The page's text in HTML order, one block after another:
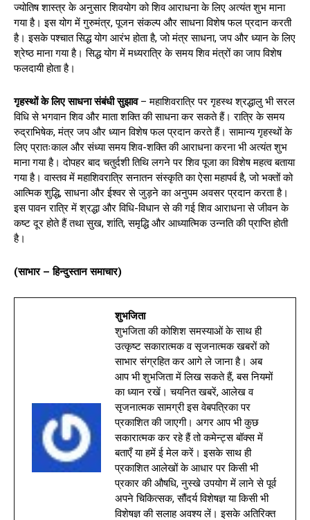
ज्योतिष शास्त्र के अनुसार शिवयोग को शिव आराधना के लिए अत्यंत शुभ माना
गया है। इस योग में गुरुमंत्र, पूजन संकल्प और साधना विशेष फल प्रदान करती
है। इसके पश्चात सिद्ध योग आरंभ होता है, जो मंत्र साधना, जप और ध्यान के लिए
श्रेष्ठ माना गया है। सिद्ध योग में मध्यरात्रि के समय शिव मंत्रों का जाप विशेष
फलदायी होता है।
गृहस्थों के लिए साधना संबंधी सुझाव– महाशिवरात्रि पर गृहस्थ श्रद्धालु भी सरल
विधि से भगवान शिव और माता शक्ति की साधना कर सकते हैं। रात्रि के समय
रुद्राभिषेक, मंत्र जप और ध्यान विशेष फल प्रदान करते हैं। सामान्य गृहस्थों के
लिए प्रातःकाल और संध्या समय शिव-शक्ति की आराधना करना भी अत्यंत शुभ
माना गया है। दोपहर बाद चतुर्दशी तिथि लगने पर शिव पूजा का विशेष महत्व बताया
गया है। वास्तव में महाशिवरात्रि सनातन संस्कृति का ऐसा महापर्व है, जो भक्तों को
आत्मिक शुद्धि, साधना और ईश्वर से जुड़ने का अनुपम अवसर प्रदान करता है।
इस पावन रात्रि में श्रद्धा और विधि-विधान से की गई शिव आराधना से जीवन के
कष्ट दूर होते हैं तथा सुख, शांति, समृद्धि और आध्यात्मिक उन्नति की प्राप्ति होती
है।
(साभार – हिन्दुस्तान समाचार)
शुभजिता
शुभजिता की कोशिश समस्याओं के साथ ही
उत्कृष्ट सकारात्मक व सृजनात्मक खबरों को
साभार संग्रहित कर आगे ले जाना है। अब
आप भी शुभजिता में लिख सकते हैं, बस नियमों
का ध्यान रखें। चयनित खबरें, आलेख व
सृजनात्मक सामग्री इस वेबपत्रिका पर
प्रकाशित की जाएगी। अगर आप भी कुछ
सकारात्मक कर रहे हैं तो कमेन्ट्स बॉक्स में
बताएँ या हमें ई मेल करें। इसके साथ ही
प्रकाशित आलेखों के आधार पर किसी भी
प्रकार की औषधि, नुस्खे उपयोग में लाने से पूर्व
अपने चिकित्सक, सौंदर्य विशेषज्ञ या किसी भी
विशेषज्ञ की सलाह अवश्य लें। इसके अतिरिक्त